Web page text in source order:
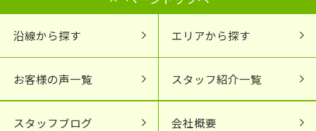
沿線から探す エリアから探す
お客様の声一覧 スタッフ紹介一覧
スタッフブログ 会社概要